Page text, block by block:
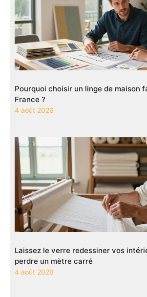
Pourquoi choisir un linge de maison
France ?
4 août 2026
Laissez le verre redessiner vos
perdre un mètre carré
4 août 2026